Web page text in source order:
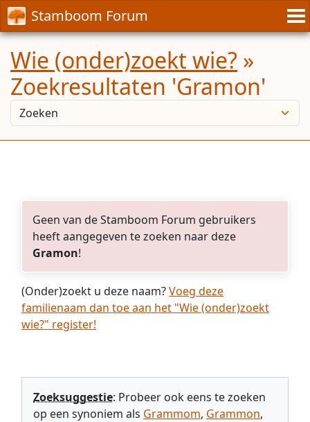
Stamboom Forum
Wie (onder)zoekt wie? »
Zoekresultaten 'Gramon'
Geen van de Stamboom Forum gebruikers
heeft aangegeven te zoeken naar deze
Gramon!
(Onder)zoekt u deze naam?Voeg deze
familienaam dan toe aan het "Wie (onder)zoekt
wie?" register!
Zoeksuggestie: Probeer ook eens te zoeken
op een synoniem als Grammom, Grammon,